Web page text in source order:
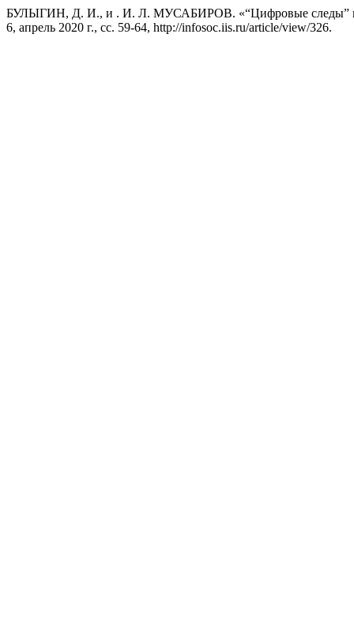
БУЛЫГИН, Д. И., и . И. Л. МУСАБИРОВ. «“Цифровые следы” и
6, апрель 2020 г., сс. 59-64, http://infosoc.iis.ru/article/view/326.